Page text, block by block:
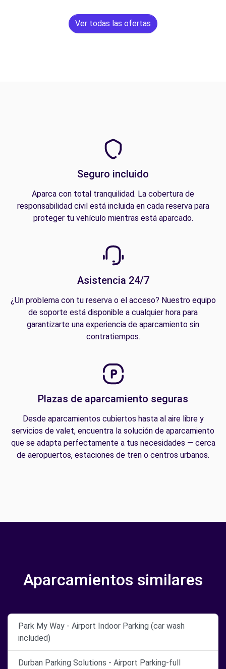
Ver todas las ofertas
Seguro incluido
Aparca con total tranquilidad. La cobertura de
responsabilidad civil está incluida en cada reserva para
proteger tu vehículo mientras está aparcado.
Asistencia 24/7
¿Un problema con tu reserva o el acceso? Nuestro equipo
de soporte está disponible a cualquier hora para
garantizarte una experiencia de aparcamiento sin
contratiempos.
Plazas de aparcamiento seguras
Desde aparcamientos cubiertos hasta al aire libre y
servicios de valet, encuentra la solución de aparcamiento
que se adapta perfectamente a tus necesidades — cerca
de aeropuertos, estaciones de tren o centros urbanos.
Aparcamientos similares
Park My Way - Airport Indoor Parking (car wash
included)
Durban Parking Solutions - Airport Parking-full